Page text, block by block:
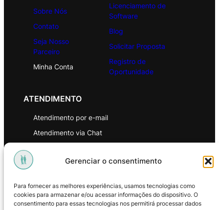
Gerenciar o consentimento
Para fornecer as melhores experiências, usamos tecnologias como
cookies para armazenar e/ou acessar informações do dispositivo. O
consentimento para essas tecnologias nos permitirá processar dados
Sobre Nós
Contato
Seja Nosso
Parceiro
Minha Conta
Licenciamento de
Software
Blog
Solicitar Proposta
Registro de
Oportunidade
ATENDIMENTO
Atendimento por e-mail
Atendimento via Chat
Política de Privacidade